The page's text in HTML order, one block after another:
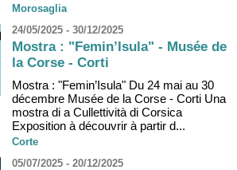
Morosaglia
24/05/2025 - 30/12/2025
Mostra : "Femin’Isula" - Musée de
la Corse - Corti
Mostra : "Femin’Isula" Du 24 mai au 30
décembre Musée de la Corse - Corti Una
mostra di a Cullettività di Corsica
Exposition à découvrir à partir d...
Corte
05/07/2025 - 20/12/2025